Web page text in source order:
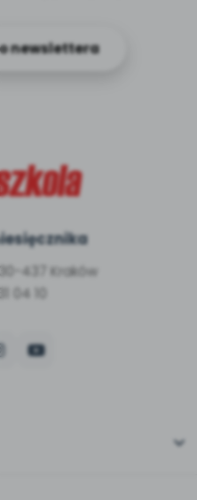
newslettera
437 Kraków
04 10